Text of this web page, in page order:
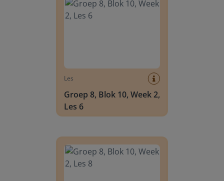
Les
Groep 8, Blok 10, Week 2,
Les 6